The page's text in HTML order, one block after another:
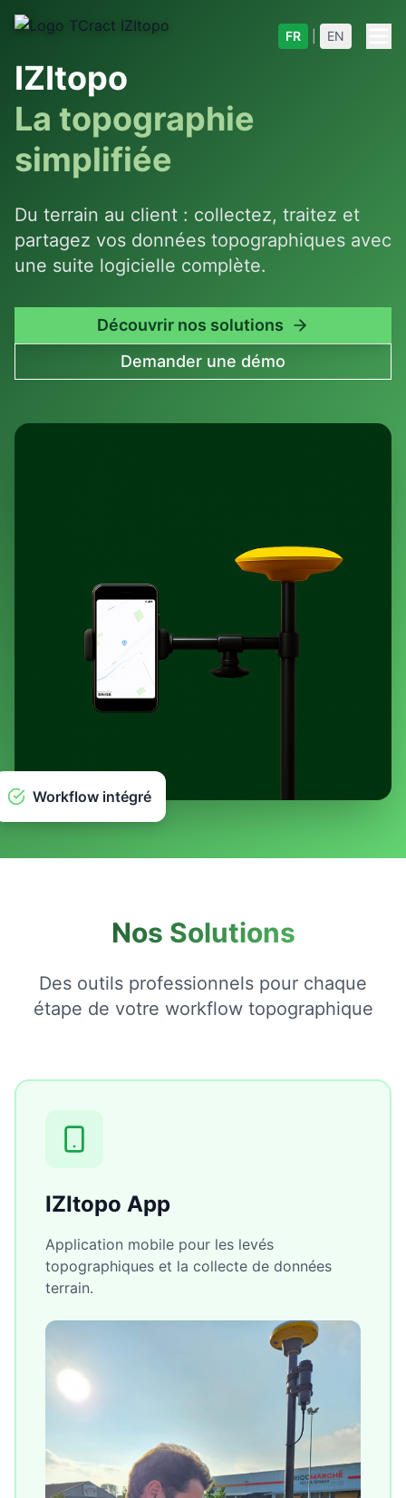
FR EN
IZItopo
La topographie
simplifiée
Du terrain au client : collectez, traitez et
partagez vos données topographiques avec
une suite logicielle complète.
Découvrir nos solutions
Demander une démo
Workflow intégré
Nos Solutions
Des outils professionnels pour chaque
étape de votre workflow topographique
IZItopo App
Application mobile pour les levés
topographiques et la collecte de données
terrain.